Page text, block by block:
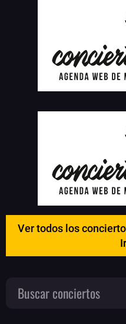
Ver todos los
Buscar conciertos